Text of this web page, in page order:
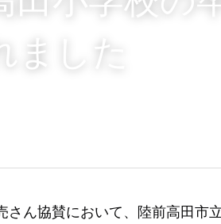
した
ん協賛において、陸前高田市